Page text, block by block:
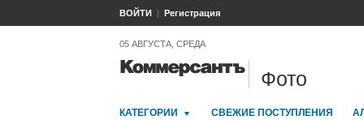
ВОЙТИ Регистрация
05 АВГУСТА, СРЕДА
Фото
КАТЕГОРИИ СВЕЖИЕ ПОСТУПЛЕНИЯ